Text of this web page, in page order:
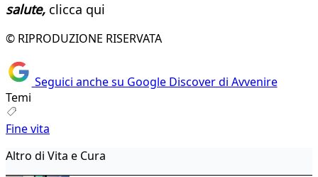
salute, clicca qui​​​
© RIPRODUZIONE RISERVATA
Seguici anche su Google Discover di Avvenire
Temi
Fine vita
Altro di Vita e Cura